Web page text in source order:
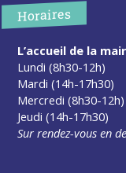
Horaires
L’accueil de la
Lundi (8h30-12h)
Mardi (14h-17h30)
Mercredi (8h30-12h)
Jeudi (14h-17h30)
Sur rendez-vous en